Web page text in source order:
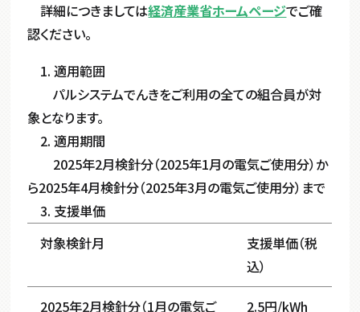
詳細につきましては経済産業省ホームページでご確
認ください。
1. 適用範囲
パルシステムでんきをご利用の全ての組合員が対
象となります。
2. 適用期間
2025年2月検針分（2025年1月の電気ご使用分）か
ら2025年4月検針分（2025年3月の電気ご使用分）まで
3. 支援単価
対象検針月
支援単価（税
込）
2025年2月検針分（1月の電気ご
2.5円/kWh